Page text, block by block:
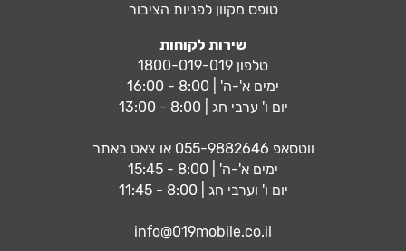
טופס מקוון לפניות הציבור
שירות לקוחות
טלפון 1800-019-019
ימים א'-ה' | 8:00 - 16:00
יום ו' ערבי חג | 8:00 - 13:00
ווטסאפ 055-9882646 או צאט באתר
ימים א'-ה' | 8:00 - 15:45
יום ו' וערבי חג | 8:00 - 11:45
info@019mobile.co.il